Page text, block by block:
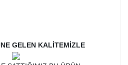
GELEN KALİTEMİZLE